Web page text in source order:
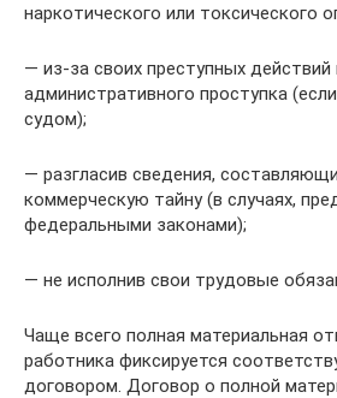
наркотического или токсического
— из-за своих преступных действий
административного проступка
судом);
— разгласив сведения,
коммерческую тайну (в случаях,
федеральными законами);
— не исполнив свои трудовые
Чаще всего полная материальная
работника фиксируется
договором. Договор о полной